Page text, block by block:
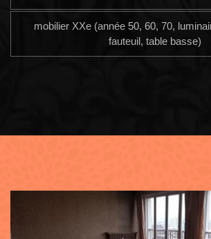
mobilier XXe (année 50, 60, 70,
fauteuil, table basse)